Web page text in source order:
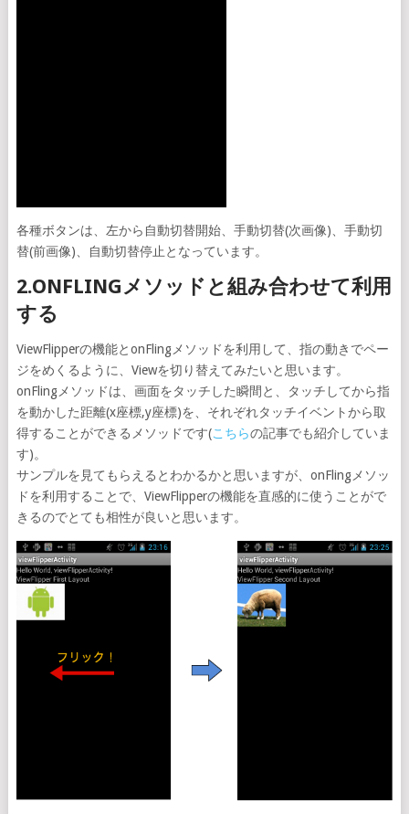
各種ボタンは、左から自動切替開始、手動切替(次画像)、手動切
替(前画像)、自動切替停止となっています。
2.ONFLINGメソッドと組み合わせて利用
する
ViewFlipperの機能とonFlingメソッドを利用して、指の動きでペー
ジをめくるように、Viewを切り替えてみたいと思います。
onFlingメソッドは、画面をタッチした瞬間と、タッチしてから指
を動かした距離(x座標,y座標)を、それぞれタッチイベントから取
得することができるメソッドです(こちらの記事でも紹介していま
す)。
サンプルを見てもらえるとわかるかと思いますが、onFlingメソッ
ドを利用することで、ViewFlipperの機能を直感的に使うことがで
きるのでとても相性が良いと思います。